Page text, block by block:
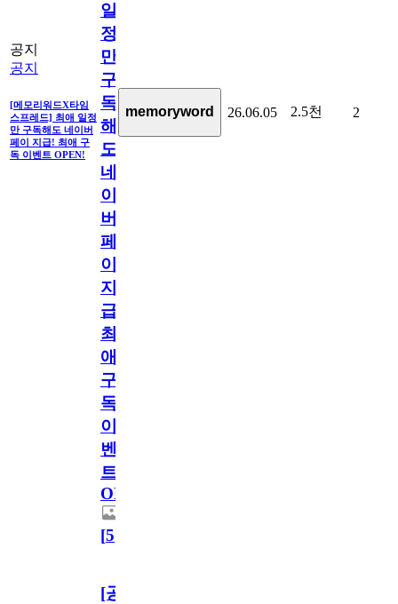
공지
공지
[메모리워드X타임
스프레드] 최애 일정
만 구독해도 네이버
페이 지급! 최애 구
독 이벤트 OPEN!
일
정
만
구
독
해
도
네
이
버
페
이
지
급!
최
애
구
독
이
벤
트
OPEN!
[5]
memoryword 26.06.05 2.5천 2
[공